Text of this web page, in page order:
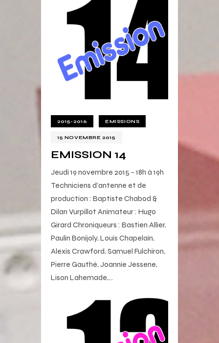
2015-2016 EMISSIONS
15 NOVEMBRE 2015
EMISSION 14
Jeudi 19 novembre 2015 - 18h à 19h
Techniciens d'antenne et de
production : Baptiste Chabod &
Dilan Vurpillot Animateur : Hugo
Girard Chroniqueurs : Bastien Allier,
Paulin Bonijoly, Louis Chapelain,
Alexis Crawford, Samuel Fulchiron,
Pierre Gauthé, Joannie Jessene,
Lison Lahemade,…